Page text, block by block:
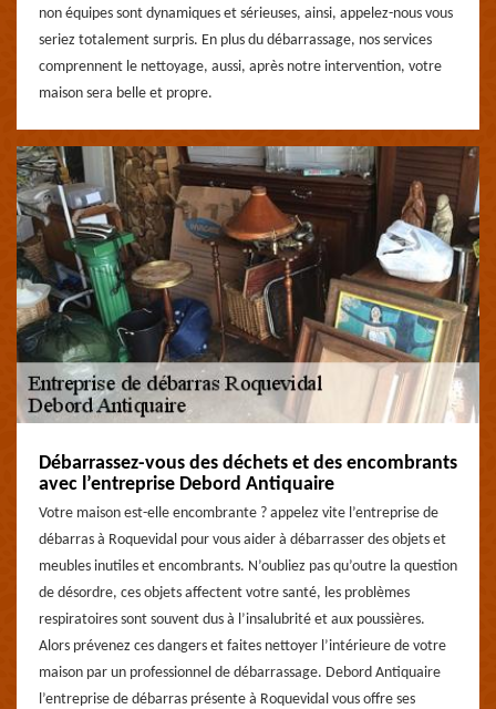
non équipes sont dynamiques et sérieuses, ainsi, appelez-nous vous
seriez totalement surpris. En plus du débarrassage, nos services
comprennent le nettoyage, aussi, après notre intervention, votre
maison sera belle et propre.
Débarrassez-vous des déchets et des encombrants
avec l’entreprise Debord Antiquaire
Votre maison est-elle encombrante ? appelez vite l’entreprise de
débarras à Roquevidal pour vous aider à débarrasser des objets et
meubles inutiles et encombrants. N’oubliez pas qu’outre la question
de désordre, ces objets affectent votre santé, les problèmes
respiratoires sont souvent dus à l’insalubrité et aux poussières.
Alors prévenez ces dangers et faites nettoyer l’intérieure de votre
maison par un professionnel de débarrassage. Debord Antiquaire
l’entreprise de débarras présente à Roquevidal vous offre ses